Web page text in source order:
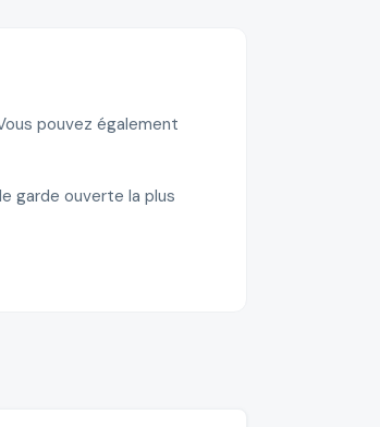
pouvez également
garde ouverte la plus